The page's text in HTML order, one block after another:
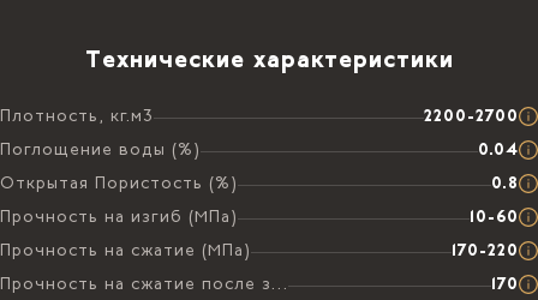
Технические характеристики
Плотность, кг.м3
2200-2700
Поглощение воды (%)
0.04
Открытая Пористость (%)
0.8
Прочность на изгиб (МПа)
10-60
Прочность на сжатие (МПа)
170-220
Прочность на сжатие после замораживания (МПа)
170